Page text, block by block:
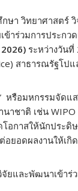
n
k
ษา วิทยาศาสตร์
ข้าร่วมการประก
ระหว่างวัน
สาธารณรัฐโป
หรือมหกรรมจัดแ
นาชาติ เช่น
โอกาสให้นักประ
อยอดผลงานให้เ
จัยและพัฒนาเข้า